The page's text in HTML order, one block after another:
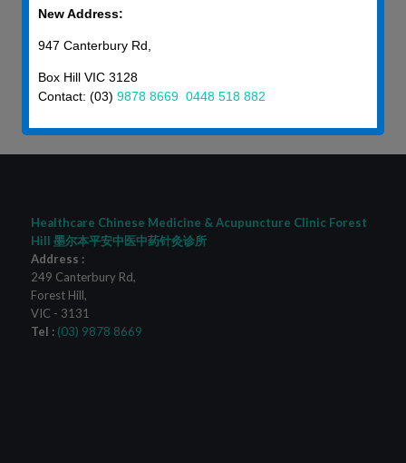
Healthcare Chinese Medicine & Acupuncture Clinic Forest
Hill 墨尔本平安中医中药针灸诊所
Address :
249 Canterbury Rd,
Forest Hill,
VIC - 3131
Tel : (03) 9878 8669
New Address:
947 Canterbury Rd,
Box Hill VIC 3128
Contact: (03) 9878 8669 0448 518 882